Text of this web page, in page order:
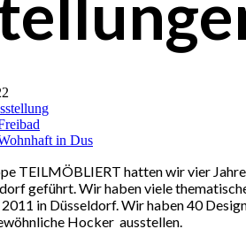
in Dus
TEILMÖBLIERT hatten wir vier
geführt. Wir haben viele
in Düsseldorf. Wir haben 40
Hocker ausstellen.